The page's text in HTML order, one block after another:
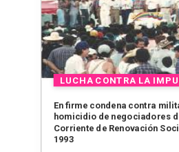
En firme condena contra
homicidio de negociadores
Corriente de Renovación
1993